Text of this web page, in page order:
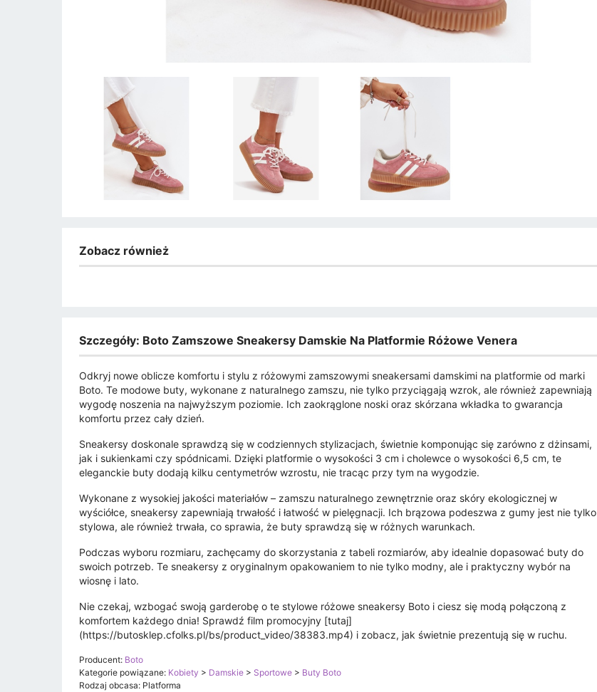
Zobacz również
Szczegóły: Boto Zamszowe Sneakersy Damskie Na Platformie Różowe Venera
Odkryj nowe oblicze komfortu i stylu z różowymi zamszowymi sneakersami damskimi na platformie od marki
Boto. Te modowe buty, wykonane z naturalnego zamszu, nie tylko przyciągają wzrok, ale również zapewniają
wygodę noszenia na najwyższym poziomie. Ich zaokrąglone noski oraz skórzana wkładka to gwarancja
komfortu przez cały dzień.
Sneakersy doskonale sprawdzą się w codziennych stylizacjach, świetnie komponując się zarówno z dżinsami,
jak i sukienkami czy spódnicami. Dzięki platformie o wysokości 3 cm i cholewce o wysokości 6,5 cm, te
eleganckie buty dodają kilku centymetrów wzrostu, nie tracąc przy tym na wygodzie.
Wykonane z wysokiej jakości materiałów – zamszu naturalnego zewnętrznie oraz skóry ekologicznej w
wyściółce, sneakersy zapewniają trwałość i łatwość w pielęgnacji. Ich brązowa podeszwa z gumy jest nie tylko
stylowa, ale również trwała, co sprawia, że buty sprawdzą się w różnych warunkach.
Podczas wyboru rozmiaru, zachęcamy do skorzystania z tabeli rozmiarów, aby idealnie dopasować buty do
swoich potrzeb. Te sneakersy z oryginalnym opakowaniem to nie tylko modny, ale i praktyczny wybór na
wiosnę i lato.
Nie czekaj, wzbogać swoją garderobę o te stylowe różowe sneakersy Boto i ciesz się modą połączoną z
komfortem każdego dnia! Sprawdź film promocyjny [tutaj]
(https://butosklep.cfolks.pl/bs/product_video/38383.mp4) i zobacz, jak świetnie prezentują się w ruchu.
Producent: Boto
Kategorie powiązane: Kobiety > Damskie > Sportowe > Buty Boto
Rodzaj obcasa: Platforma